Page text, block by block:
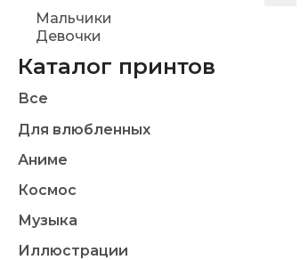
Мальчики
Девочки
Каталог принтов
Все
Для влюбленных
Аниме
Космос
Музыка
Иллюстрации